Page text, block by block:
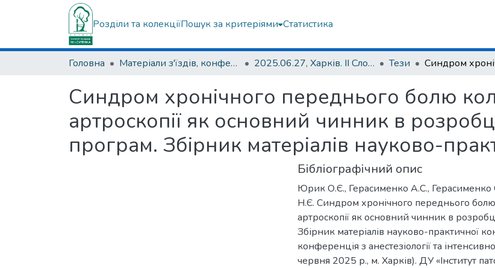
Розділи та колекціїПошук за критеріями Статистика
Головна Матеріали з'їздів, конференцій, симпозіумів та ін. 2025.06.27, Харків. ІІ Слобожанська конференція з анестезіології та інтенсивної терапії (СКАІТ-2) Тези
Синдром хронічного переднього болю
артроскопії як основний чинник в
програм. Збірник матеріалів науково-
Бібліографічний опис
Юрик О.Є., Герасименко А.С.,
Н.Є. Синдром хронічного переднього болю
артроскопії як основний чинник в
Збірник матеріалів науково-практичної
конференція з анестезіології та
червня 2025 р., м. Харків). ДУ «Інститут